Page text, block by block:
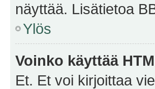
näyttää. Lisätietoa
Ylös
Voinko käyttää
Et. Et voi kirjoittaa